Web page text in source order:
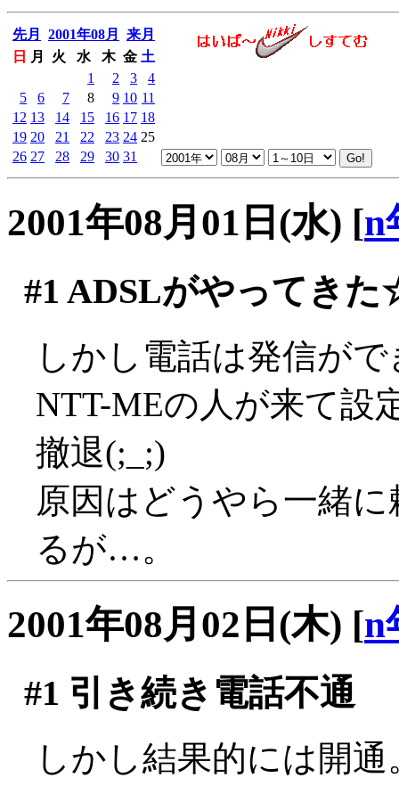
先月 2001年08月
来月
日
月 火 水 木 金 土
1
2 3
4
5
6 7 8 9 10 11
12 13 14 15 16 17 18
19 20 21 22 23 24 25
26 27 28 29 30 31
2001年08月01日(水) [n
#1 ADSLがやってき
しかし電話は発信が
NTT-MEの人が来て設
撤退(;_;)
原因はどうやら一緒
るが…。
2001年08月02日(木) [n
#1 引き続き電話不通
しかし結果的には開